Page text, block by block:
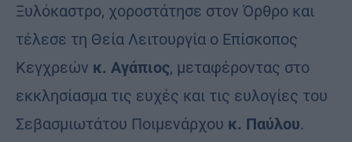
Ξυλόκαστρο, χοροστάτησε στον Όρθρο και
τέλεσε τη Θεία Λειτουργία ο Επίσκοπος
Κεγχρεών κ. Αγάπιος, μεταφέροντας στο
εκκλησίασμα τις ευχές και τις ευλογίες του
Σεβασμιωτάτου Ποιμενάρχου κ. Παύλου.